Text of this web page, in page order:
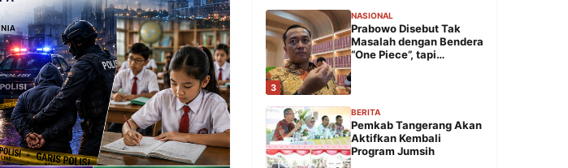
3
NASIONAL
Prabowo Disebut Tak
Masalah dengan Bendera
“One Piece”, tapi…
BERITA
Pemkab Tangerang Akan
Aktifkan Kembali
Program Jumsih